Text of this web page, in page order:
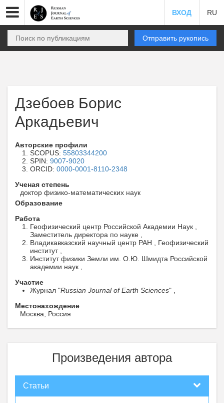
ВХОД RU
Отправить рукопись
Дзебоев Борис
Аркадьевич
Авторские профили
SCOPUS: 55803344200
SPIN: 9007-9020
ORCID: 0000-0001-8110-2348
Ученая степень
доктор физико-математических наук
Образование
Работа
Геофизический центр Российской Академии Наук ,
Заместитель директора по науке ,
Владикавказский научный центр РАН , Геофизический
институт ,
Институт физики Земли им. О.Ю. Шмидта Российской
академии наук ,
Участие
Журнал "Russian Journal of Earth Sciences" ,
Местонахождение
Москва, Россия
Произведения автора
Статьи